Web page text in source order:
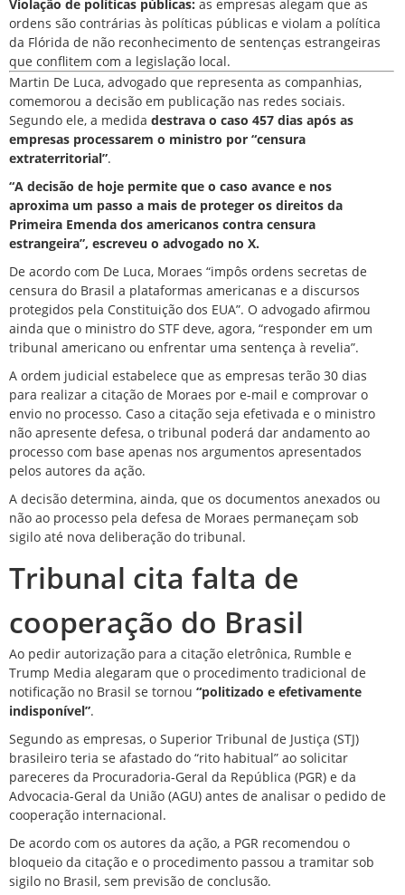
Violação de políticas públicas: as empresas alegam que as
ordens são contrárias às políticas públicas e violam a política
da Flórida de não reconhecimento de sentenças estrangeiras
que conflitem com a legislação local.
Martin De Luca, advogado que representa as companhias,
comemorou a decisão em publicação nas redes sociais.
Segundo ele, a medida destrava o caso 457 dias após as
empresas processarem o ministro por “censura
extraterritorial”.
“A decisão de hoje permite que o caso avance e nos
aproxima um passo a mais de proteger os direitos da
Primeira Emenda dos americanos contra censura
estrangeira”, escreveu o advogado no X.
De acordo com De Luca, Moraes “impôs ordens secretas de
censura do Brasil a plataformas americanas e a discursos
protegidos pela Constituição dos EUA”. O advogado afirmou
ainda que o ministro do STF deve, agora, “responder em um
tribunal americano ou enfrentar uma sentença à revelia”.
A ordem judicial estabelece que as empresas terão 30 dias
para realizar a citação de Moraes por e-mail e comprovar o
envio no processo. Caso a citação seja efetivada e o ministro
não apresente defesa, o tribunal poderá dar andamento ao
processo com base apenas nos argumentos apresentados
pelos autores da ação.
A decisão determina, ainda, que os documentos anexados ou
não ao processo pela defesa de Moraes permaneçam sob
sigilo até nova deliberação do tribunal.
Tribunal cita falta de
cooperação do Brasil
Ao pedir autorização para a citação eletrônica, Rumble e
Trump Media alegaram que o procedimento tradicional de
notificação no Brasil se tornou “politizado e efetivamente
indisponível”.
Segundo as empresas, o Superior Tribunal de Justiça (STJ)
brasileiro teria se afastado do “rito habitual” ao solicitar
pareceres da Procuradoria-Geral da República (PGR) e da
Advocacia-Geral da União (AGU) antes de analisar o pedido de
cooperação internacional.
De acordo com os autores da ação, a PGR recomendou o
bloqueio da citação e o procedimento passou a tramitar sob
sigilo no Brasil, sem previsão de conclusão.